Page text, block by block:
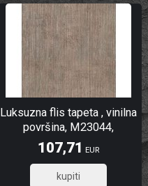
Luksuzna flis tapeta , vinilna
površina, M23044,
Architexture Murella |
Ljepilo besplatno
107,71 EUR
86,17